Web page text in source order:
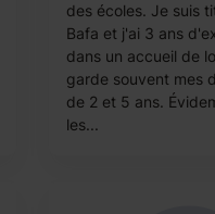
des écoles. Je suis
Bafa et j'ai 3 ans
dans un accueil de
garde souvent mes
de 2 et 5 ans.
les...